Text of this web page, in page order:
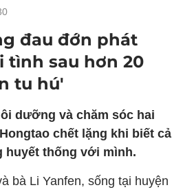
đau đớn phát
tình sau hơn 20
tu hú'
dưỡng và chăm sóc hai
chết lặng khi biết cả
huyết thống với mình.
bà Li Yanfen, sống tại huyện